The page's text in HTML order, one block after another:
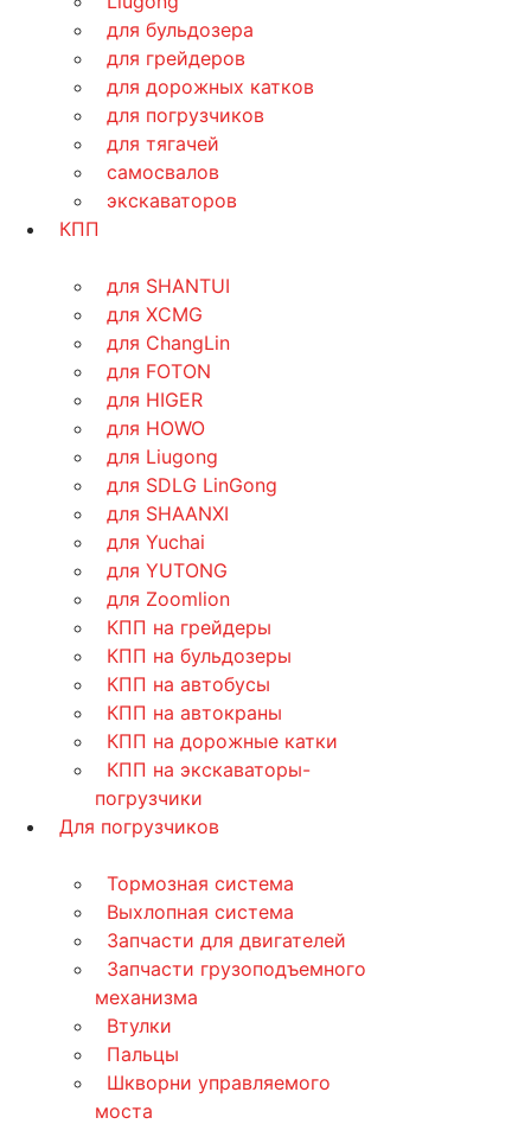
для бульдозера
для грейдеров
для дорожных катков
для погрузчиков
для тягачей
самосвалов
экскаваторов
КПП
для SHANTUI
для XCMG
для ChangLin
для FOTON
для HIGER
для HOWO
для Liugong
для SDLG LinGong
для SHAANXI
для Yuchai
для YUTONG
для Zoomlion
КПП на грейдеры
КПП на бульдозеры
КПП на автобусы
КПП на автокраны
КПП на дорожные катки
КПП на экскаваторы-
погрузчики
Для погрузчиков
Тормозная система
Выхлопная система
Запчасти для двигателей
Запчасти грузоподъемного
механизма
Втулки
Пальцы
Шкворни управляемого
моста